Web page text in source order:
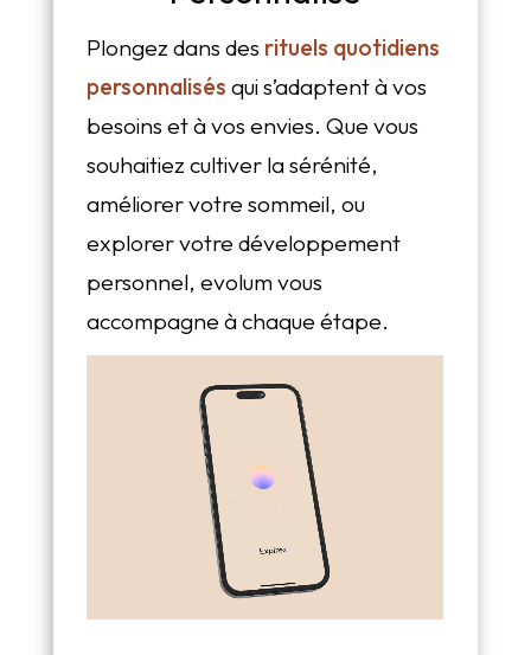
Plongez dans des rituels quotidiens
personnalisés qui s’adaptent à vos
besoins et à vos envies. Que vous
souhaitiez cultiver la sérénité,
améliorer votre sommeil, ou
explorer votre développement
personnel, evolum vous
accompagne à chaque étape.